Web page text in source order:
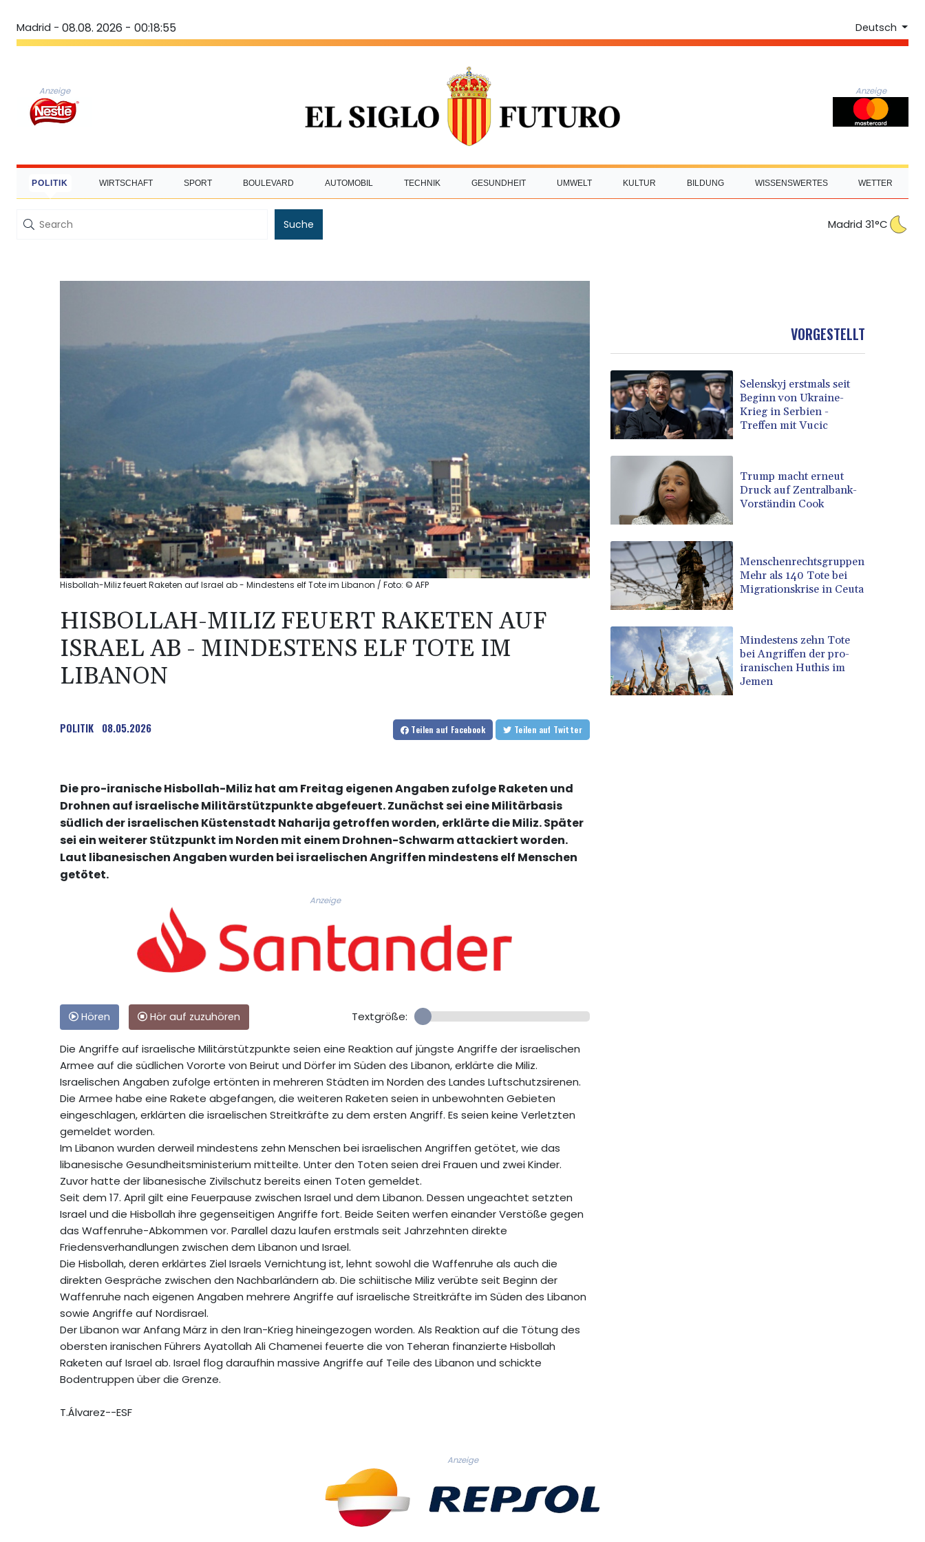
Madrid - 08.08. 2026 - 00:18:56 Deutsch
Anzeige Anzeige
POLITIK WIRTSCHAFT SPORT BOULEVARD AUTOMOBIL TECHNIK GESUNDHEIT UMWELT KULTUR BILDUNG WISSENSWERTES WETTER
Suche Madrid 31°C
Hisbollah-Miliz feuert Raketen auf Israel ab - Mindestens elf Tote im Libanon / Foto: © AFP
HISBOLLAH-MILIZ FEUERT RAKETEN AUF
ISRAEL AB - MINDESTENS ELF TOTE IM
LIBANON
POLITIK 08.05.2026 Teilen auf Facebook Teilen auf Twitter
Die pro-iranische Hisbollah-Miliz hat am Freitag eigenen Angaben zufolge Raketen und
Drohnen auf israelische Militärstützpunkte abgefeuert. Zunächst sei eine Militärbasis
südlich der israelischen Küstenstadt Naharija getroffen worden, erklärte die Miliz. Später
sei ein weiterer Stützpunkt im Norden mit einem Drohnen-Schwarm attackiert worden.
Laut libanesischen Angaben wurden bei israelischen Angriffen mindestens elf Menschen
getötet.
Anzeige
Hören Hör auf zuzuhören Textgröße:
Die Angriffe auf israelische Militärstützpunkte seien eine Reaktion auf jüngste Angriffe der israelischen
Armee auf die südlichen Vororte von Beirut und Dörfer im Süden des Libanon, erklärte die Miliz.
Israelischen Angaben zufolge ertönten in mehreren Städten im Norden des Landes Luftschutzsirenen.
Die Armee habe eine Rakete abgefangen, die weiteren Raketen seien in unbewohnten Gebieten
eingeschlagen, erklärten die israelischen Streitkräfte zu dem ersten Angriff. Es seien keine Verletzten
gemeldet worden.
Im Libanon wurden derweil mindestens zehn Menschen bei israelischen Angriffen getötet, wie das
libanesische Gesundheitsministerium mitteilte. Unter den Toten seien drei Frauen und zwei Kinder.
Zuvor hatte der libanesische Zivilschutz bereits einen Toten gemeldet.
Seit dem 17. April gilt eine Feuerpause zwischen Israel und dem Libanon. Dessen ungeachtet setzten
Israel und die Hisbollah ihre gegenseitigen Angriffe fort. Beide Seiten werfen einander Verstöße gegen
das Waffenruhe-Abkommen vor. Parallel dazu laufen erstmals seit Jahrzehnten direkte
Friedensverhandlungen zwischen dem Libanon und Israel.
Die Hisbollah, deren erklärtes Ziel Israels Vernichtung ist, lehnt sowohl die Waffenruhe als auch die
direkten Gespräche zwischen den Nachbarländern ab. Die schiitische Miliz verübte seit Beginn der
Waffenruhe nach eigenen Angaben mehrere Angriffe auf israelische Streitkräfte im Süden des Libanon
sowie Angriffe auf Nordisrael.
Der Libanon war Anfang März in den Iran-Krieg hineingezogen worden. Als Reaktion auf die Tötung des
obersten iranischen Führers Ayatollah Ali Chamenei feuerte die von Teheran finanzierte Hisbollah
Raketen auf Israel ab. Israel flog daraufhin massive Angriffe auf Teile des Libanon und schickte
Bodentruppen über die Grenze.
T.Álvarez--ESF
VORGESTELLT
Selenskyj erstmals seit
Beginn von Ukraine-
Krieg in Serbien -
Treffen mit Vucic
Trump macht erneut
Druck auf Zentralbank-
Vorständin Cook
Menschenrechtsgruppen:
Mehr als 140 Tote bei
Migrationskrise in Ceuta
Mindestens zehn Tote
bei Angriffen der pro-
iranischen Huthis im
Jemen
Anzeige